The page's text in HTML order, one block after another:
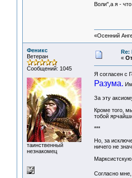
Воли",а я -
«Осенний
Феникс
Ветеран
Сообщений: 1045
таинственный
незнакомец
Re:
«
Я согласен с
Разума.
За эту
Кроме того,
тобой
***
Но, за
ничего не
Согласно мне,